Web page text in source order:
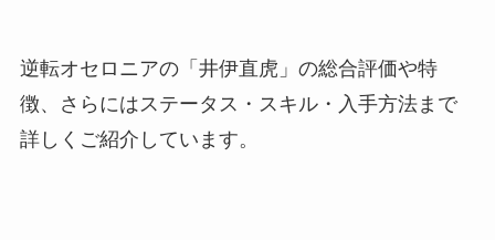
逆転オセロニアの「井伊直虎」の総合評価や特
徴、さらにはステータス・スキル・入手方法まで
詳しくご紹介しています。